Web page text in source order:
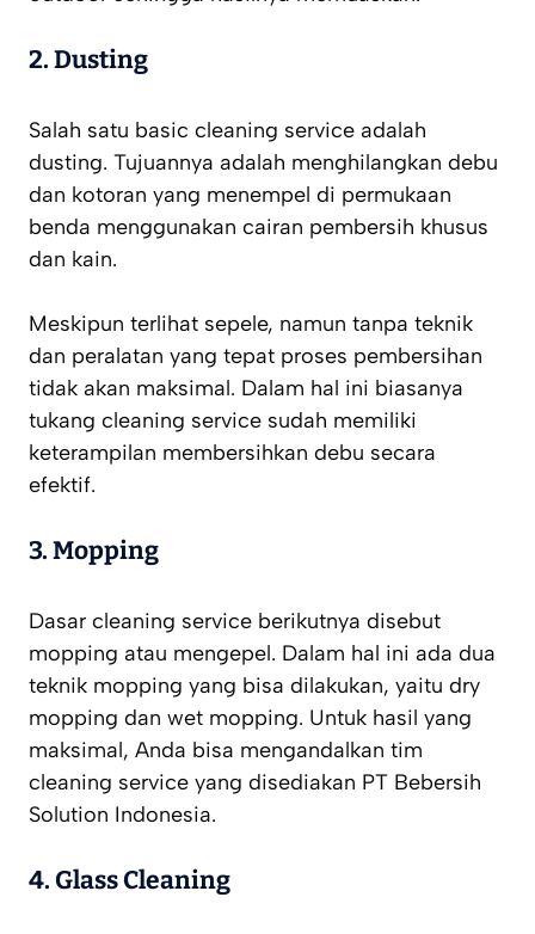
2.Dusting
Salah satu basic cleaning service adalah
dusting. Tujuannya adalah menghilangkan debu
dan kotoran yang menempel di permukaan
benda menggunakan cairan pembersih khusus
dan kain.
Meskipun terlihat sepele, namun tanpa teknik
dan peralatan yang tepat proses pembersihan
tidak akan maksimal. Dalam hal ini biasanya
tukang cleaning service sudah memiliki
keterampilan membersihkan debu secara
efektif.
3.Mopping
Dasar cleaning service berikutnya disebut
mopping atau mengepel. Dalam hal ini ada dua
teknik mopping yang bisa dilakukan, yaitu dry
mopping dan wet mopping. Untuk hasil yang
maksimal, Anda bisa mengandalkan tim
cleaning service yang disediakan PT Bebersih
Solution Indonesia.
4.Glass Cleaning